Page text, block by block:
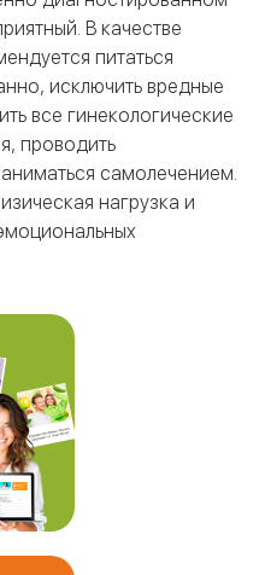
В качестве
питаться
исключить вредные
все гинекологические
проводить
самолечением.
нагрузка и